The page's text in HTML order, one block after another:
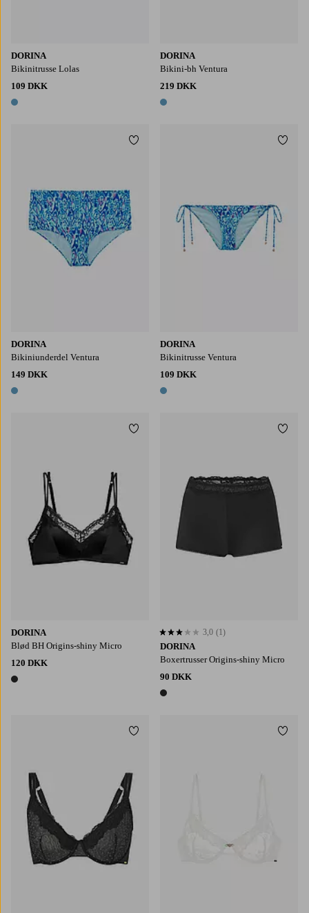
DORINA
Bikinitrusse Lolas
109 DKK
1 farve
DORINA
Bikini-bh Ventura
219 DKK
1 farve
DORINA
Bikiniunderdel Ventura
149 DKK
1 farve
Tilføj til favoritter
DORINA
Bikinitrusse Ventura
109 DKK
1 farve
DORINA
Blød BH Origins-shiny Micro
120 DKK
1 farve
Tilføj til favoritter
DORINA
Boxertrusser Origins-shiny Micro
90 DKK
1 farve
3,0 baseret på 1 bedømmelser
3,0 (1)
Tilføj til favoritter